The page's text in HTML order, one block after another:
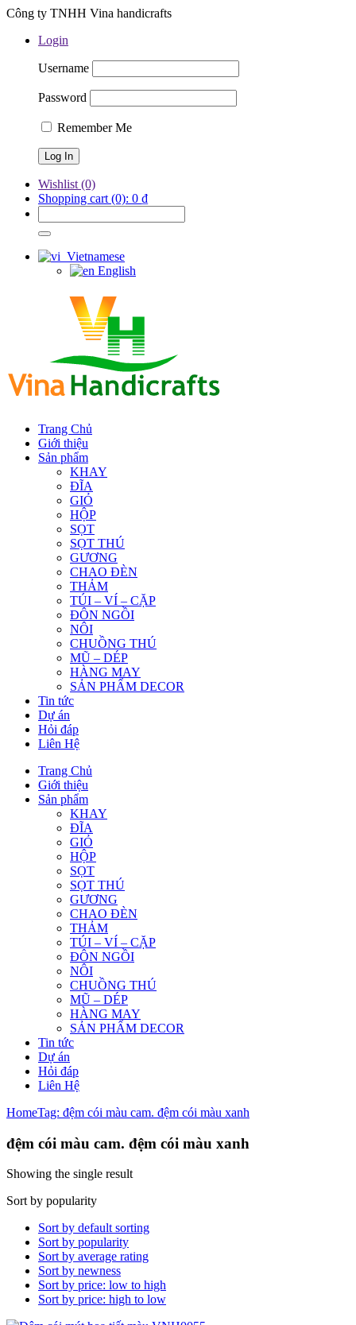
Công ty TNHH Vina handicrafts
Login
Username
Password
Remember Me
Wishlist (0)
Shopping cart (0): 0 ₫
Vietnamese
English
Trang Chủ
Giới thiệu
Sản phẩm
KHAY
ĐĨA
GIỎ
HỘP
SỌT
SỌT THÚ
GƯƠNG
CHAO ĐÈN
THẢM
TÚI – VÍ – CẶP
ĐÔN NGỒI
NÔI
CHUỒNG THÚ
MŨ – DÉP
HÀNG MAY
SẢN PHẨM DECOR
Tin tức
Dự án
Hỏi đáp
Liên Hệ
Trang Chủ
Giới thiệu
Sản phẩm
KHAY
ĐĨA
GIỎ
HỘP
SỌT
SỌT THÚ
GƯƠNG
CHAO ĐÈN
THẢM
TÚI – VÍ – CẶP
ĐÔN NGỒI
NÔI
CHUỒNG THÚ
MŨ – DÉP
HÀNG MAY
SẢN PHẨM DECOR
Tin tức
Dự án
Hỏi đáp
Liên Hệ
HomeTag: đệm cói màu cam. đệm cói màu xanh
đệm cói màu cam. đệm cói màu xanh
Showing the single result
Sort by popularity
Sort by default sorting
Sort by popularity
Sort by average rating
Sort by newness
Sort by price: low to high
Sort by price: high to low